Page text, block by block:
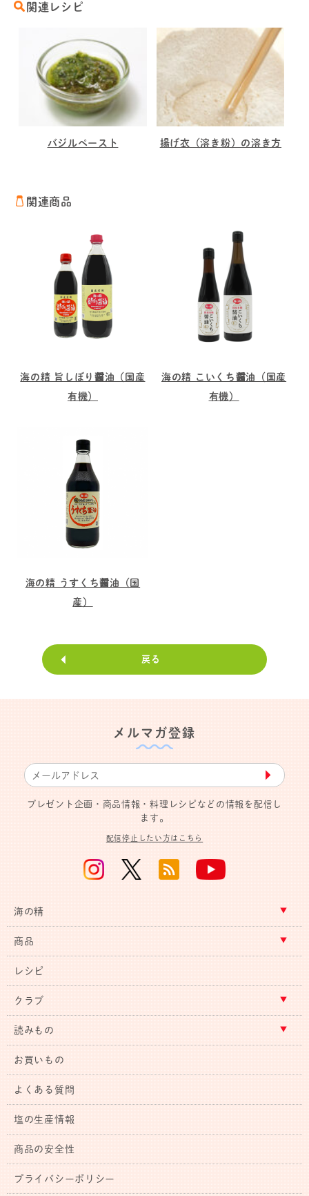
関連レシピ
バジルペースト 揚げ衣（溶き粉）の溶き方
関連商品
海の精 旨しぼり醤油（国産
有機）
海の精 こいくち醤油（国産
有機）
海の精 うすくち醤油（国
産）
戻る
メルマガ登録
▶︎
プレゼント企画・商品情報・料理レシピなどの情報を配信し
ます。
配信停止したい方はこちら
海の精
商品
レシピ
クラブ
読みもの
お買いもの
よくある質問
塩の生産情報
商品の安全性
プライバシーポリシー